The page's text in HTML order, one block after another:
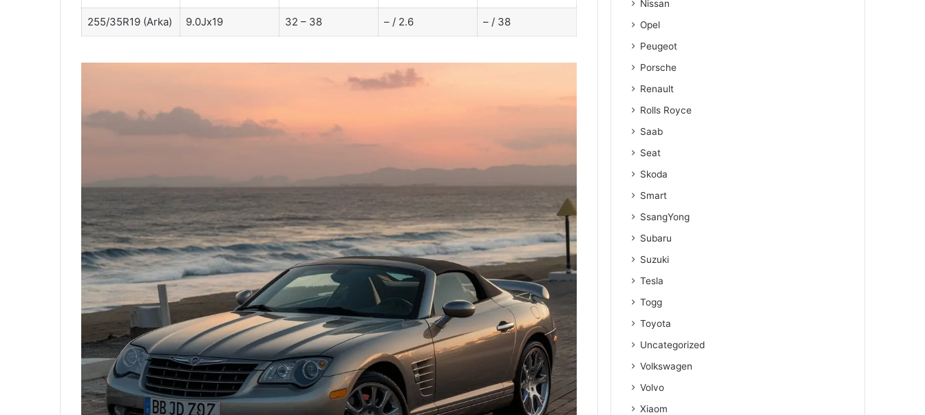
255/35R19 (Arka) 9.0Jx19 32 – 38 – / 2.6 – / 38
Nissan
Opel
Peugeot
Porsche
Renault
Rolls Royce
Saab
Seat
Skoda
Smart
SsangYong
Subaru
Suzuki
Tesla
Togg
Toyota
Uncategorized
Volkswagen
Volvo
Xiaom